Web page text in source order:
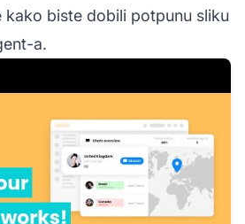
kako biste dobili potpunu sliku
a.